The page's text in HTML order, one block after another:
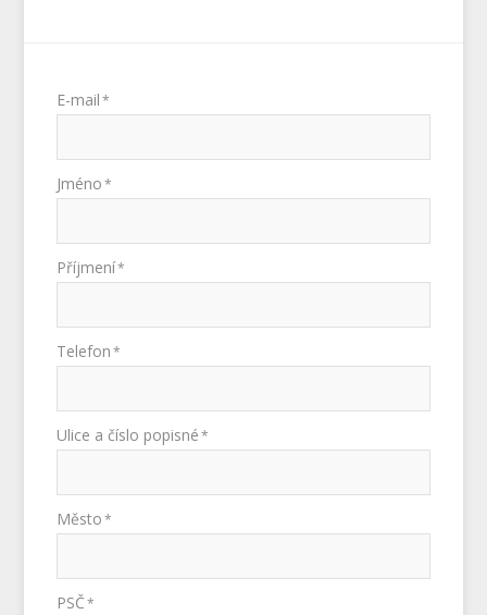
E-mail *
Jméno *
Příjmení*
Telefon *
Ulice a číslo popisné *
Město *
PSČ *